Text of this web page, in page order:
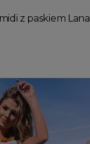
z paskiem Lana